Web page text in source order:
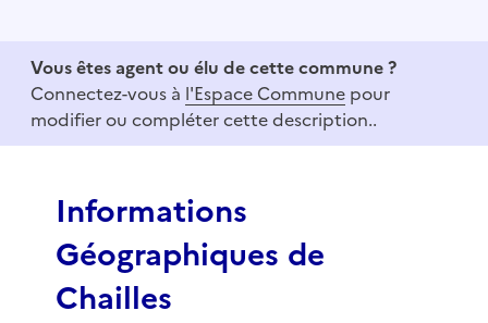
f
Vous êtes agent ou élu de cette commune ?
Connectez-vous à l'Espace Commune pour
modifier ou compléter cette description..
Informations
Géographiques de
Chailles